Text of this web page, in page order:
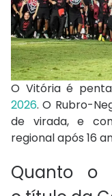
O Vitória é
2026. O Rubro-
de virada, e
regional após 16
Quanto o